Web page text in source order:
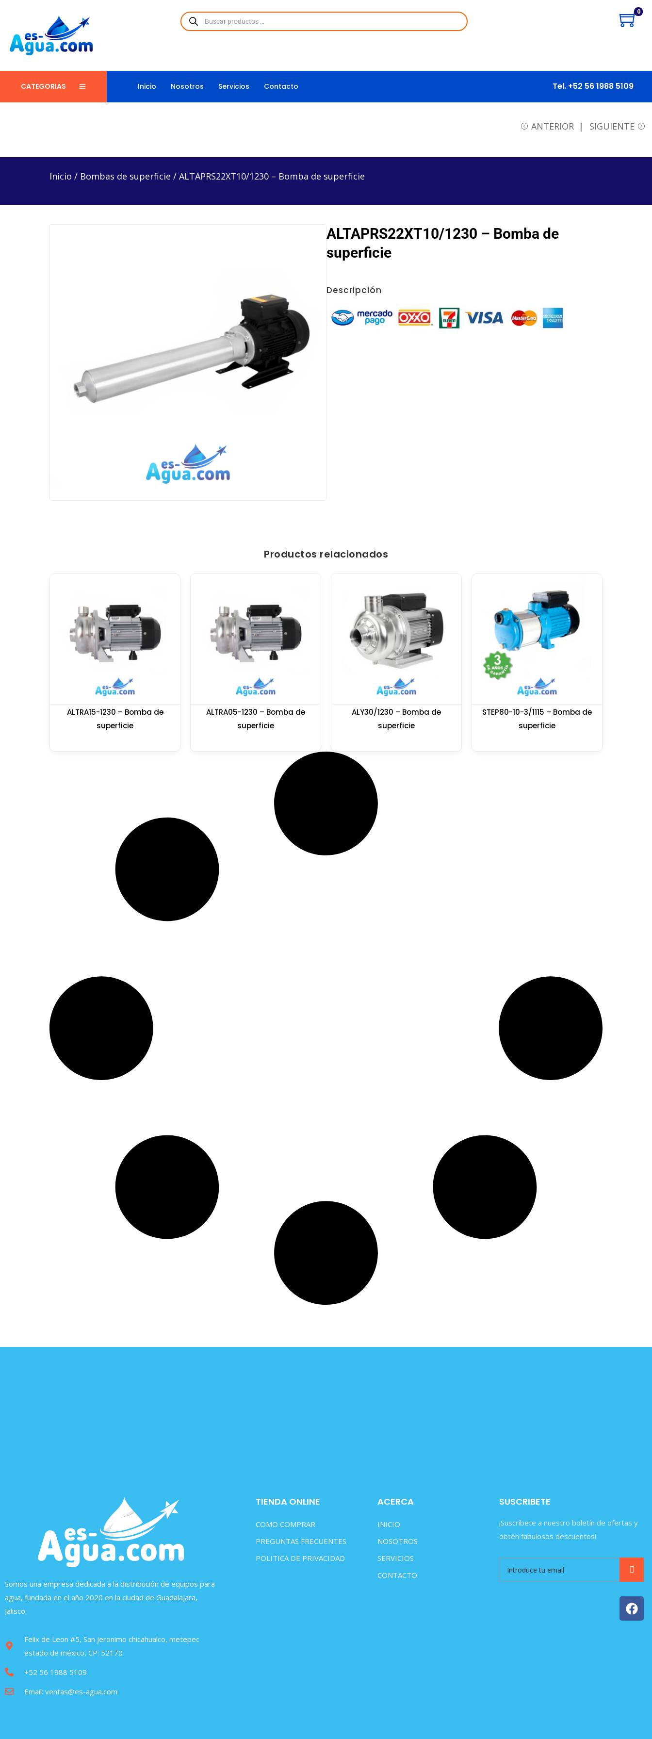
0
CATEGORIAS Inicio Nosotros Servicios Contacto Tel. +52 56 1988 5109
ANTERIOR SIGUIENTE
Inicio / Bombas de superficie / ALTAPRS22XT10/1230 – Bomba de superficie
ALTAPRS22XT10/1230 – Bomba de
superficie
Descripción
Productos relacionados
ALTRA15-1230 – Bomba de
superficie
ALTRA05-1230 – Bomba de
superficie
ALY30/1230 – Bomba de
superficie
STEP80-10-3/1115 – Bomba de
superficie
Somos una empresa dedicada a la distribución de equipos para
agua, fundada en el año 2020 en la ciudad de Guadalajara,
Jalisco.
Felix de Leon #5, San Jeronimo chicahualco, metepec
estado de méxico, CP: 52170
+52 56 1988 5109
Email: ventas@es-agua.com
TIENDA ONLINE
COMO COMPRAR
PREGUNTAS FRECUENTES
POLITICA DE PRIVACIDAD
ACERCA
INICIO
NOSOTROS
SERVICIOS
CONTACTO
SUSCRIBETE
¡Suscríbete a nuestro boletín de ofertas y
obtén fabulosos descuentos!